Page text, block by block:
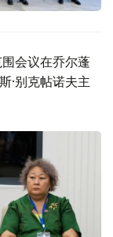
会议在乔尔蓬
·别克帖诺夫主